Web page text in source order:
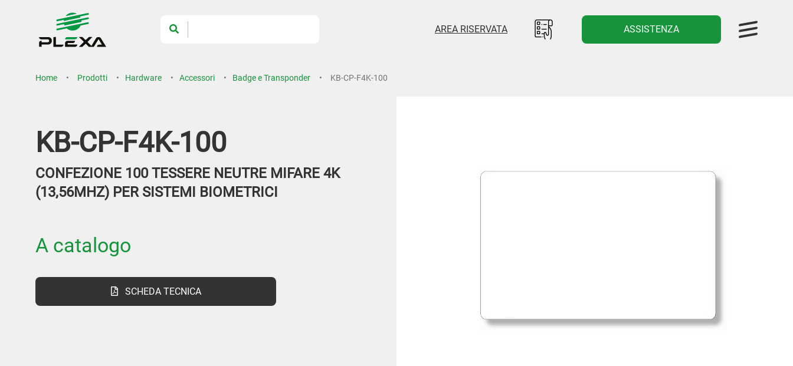
AREA RISERVATA ASSISTENZA
Home Prodotti Hardware Accessori Badge e Transponder KB-CP-F4K-100
KB-CP-F4K-100
CONFEZIONE 100 TESSERE NEUTRE MIFARE 4K
(13,56MHZ) PER SISTEMI BIOMETRICI
A catalogo
SCHEDA TECNICA